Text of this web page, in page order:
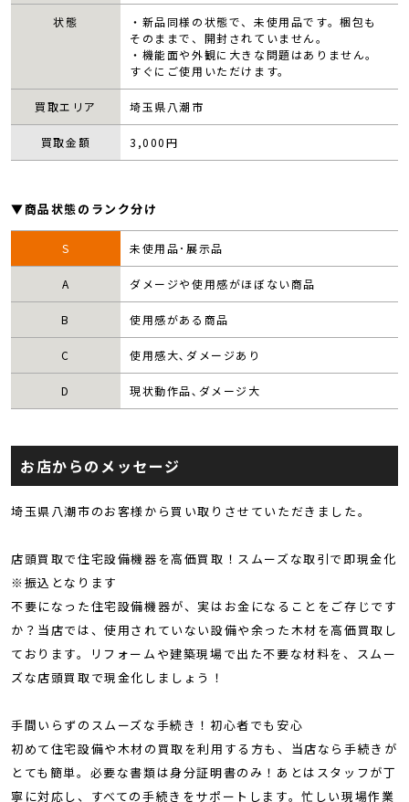
状態
・新品同様の状態で、未使用品です。梱包も
そのままで、開封されていません。
・機能面や外観に大きな問題はありません。
すぐにご使用いただけます。
買取エリア 埼玉県八潮市
買取金額 3,000円
▼商品状態のランク分け
S 未使用品･展示品
A ダメージや使用感がほぼない商品
B 使用感がある商品
C 使用感大､ダメージあり
D 現状動作品､ダメージ大
お店からのメッセージ
埼玉県八潮市のお客様から買い取りさせていただきました。
店頭買取で住宅設備機器を高価買取！スムーズな取引で即現金化
※振込となります
不要になった住宅設備機器が、実はお金になることをご存じです
か？当店では、使用されていない設備や余った木材を高価買取し
ております。リフォームや建築現場で出た不要な材料を、スムー
ズな店頭買取で現金化しましょう！
手間いらずのスムーズな手続き！初心者でも安心
初めて住宅設備や木材の買取を利用する方も、当店なら手続きが
とても簡単。必要な書類は身分証明書のみ！あとはスタッフが丁
寧に対応し、すべての手続きをサポートします。忙しい現場作業